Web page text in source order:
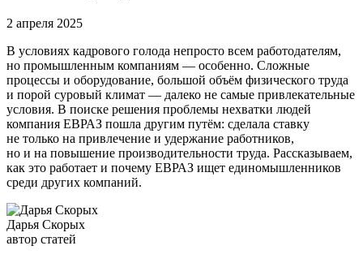
2 апреля 2025
В условиях кадрового голода непросто всем работодателям,
но промышленным компаниям — особенно. Сложные
процессы и оборудование, большой объём физического труда
и порой суровый климат — далеко не самые привлекательные
условия. В поиске решения проблемы нехватки людей
компания ЕВРАЗ пошла другим путём: сделала ставку
не только на привлечение и удержание работников,
но и на повышение производительности труда. Рассказываем,
как это работает и почему ЕВРАЗ ищет единомышленников
среди других компаний.
Дарья Скорых
автор статей